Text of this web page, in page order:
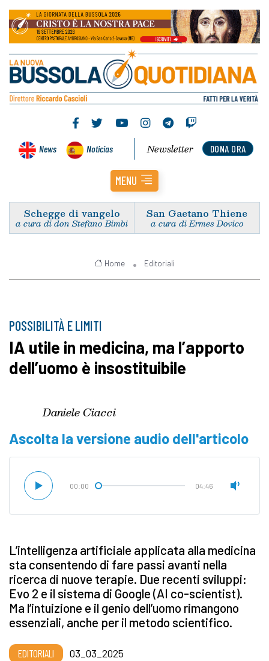
News Noticias DONA ORA
Newsletter
MENU
Schegge di vangelo
a cura di don Stefano Bimbi
San Gaetano Thiene
a cura di Ermes Dovico
Home Editoriali
POSSIBILITÀ E LIMITI
IA utile in medicina, ma l’apporto
dell’uomo è insostituibile
Daniele Ciacci
Ascolta la versione audio dell'articolo
00:00 04:46
L’intelligenza artificiale applicata alla medicina
sta consentendo di fare passi avanti nella
ricerca di nuove terapie. Due recenti sviluppi:
Evo 2 e il sistema di Google (AI co-scientist).
Ma l’intuizione e il genio dell’uomo rimangono
essenziali, anche per il metodo scientifico.
EDITORIALI 03_03_2025